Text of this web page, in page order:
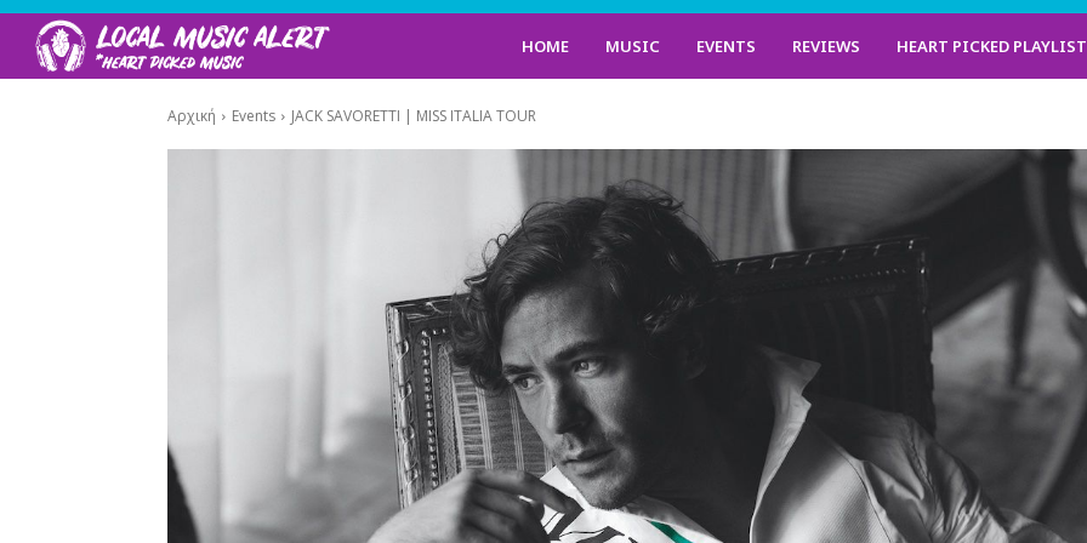
HOME MUSIC EVENTS REVIEWS HEART PICKED
Αρχική Events JACK SAVORETTI | MISS ITALIA TOUR